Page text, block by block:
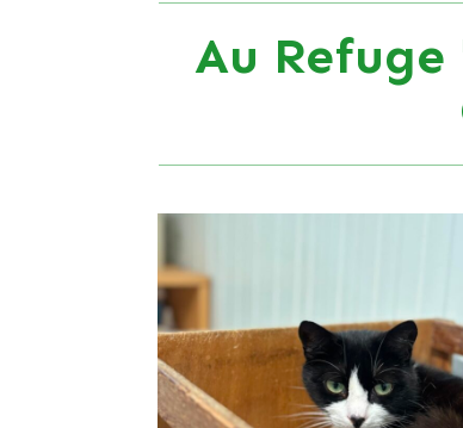
Au Refuge